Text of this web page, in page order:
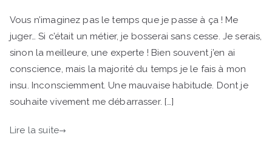
Vous n’imaginez pas le temps que je passe à ça ! Me
juger… Si c’était un métier, je bosserai sans cesse. Je serais,
sinon la meilleure, une experte ! Bien souvent j’en ai
conscience, mais la majorité du temps je le fais à mon
insu. Inconsciemment. Une mauvaise habitude. Dont je
souhaite vivement me débarrasser. […]
Lire la suite